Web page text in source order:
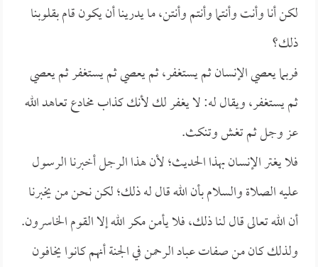
لكن أنا وأنت وأنتما وأنتم وأنتن، ما يدرينا أن يكون قام بقلوبنا
ذلك؟
فربما يعصي الإنسان ثم يستغفر، ثم يعصي ثم يستغفر ثم يعصي
ثم يستغفر، ويقال له: لا يغفر لك لأنك كذاب مخادع تعاهد الله
عز وجل ثم تغش وتنكث.
فلا يغتر الإنسان بهذا الحديث؛ لأن هذا الرجل أخبرنا الرسول
عليه الصلاة والسلام بأن الله قال له ذلك؛ لكن نحن من يخبرنا
أن الله تعالى قال لنا ذلك، فلا يأمن مكر الله إلا القوم الخاسرون.
ولذلك كان من صفات عباد الرحمن في الجنة أنهم كانوا يخافون